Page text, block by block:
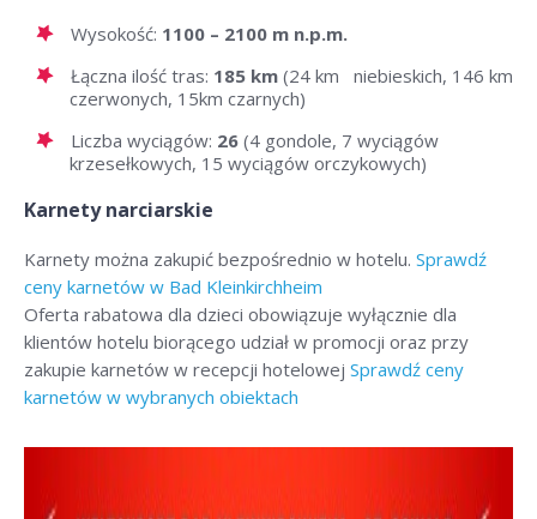
Wysokość: 1100 – 2100 m n.p.m.
Łączna ilość tras: 185 km (24 km niebieskich, 146 km
czerwonych, 15km czarnych)
Liczba wyciągów: 26 (4 gondole, 7 wyciągów
krzesełkowych, 15 wyciągów orczykowych)
Karnety narciarskie
Karnety można zakupić bezpośrednio w hotelu. Sprawdź
ceny karnetów w Bad Kleinkirchheim
Oferta rabatowa dla dzieci obowiązuje wyłącznie dla
klientów hotelu biorącego udział w promocji oraz przy
zakupie karnetów w recepcji hotelowej Sprawdź ceny
karnetów w wybranych obiektach